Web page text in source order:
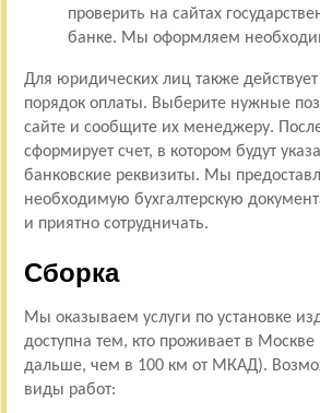
проверить на сайтах
банке. Мы оформляем
Для юридических лиц также
порядок оплаты. Выберите нужные
сайте и сообщите их менеджеру.
сформирует счет, в котором будут
банковские реквизиты. Мы
необходимую бухгалтерскую
и приятно сотрудничать.
Сборка
Мы оказываем услуги по установке
доступна тем, кто проживает в
дальше, чем в 100 км от МКАД).
виды работ: